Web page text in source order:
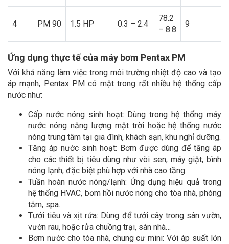
4 PM 90 1.5 HP 0.3 – 2.4
78.2
– 8.8
9
Ứng dụng thực tế của máy bơm Pentax PM
Với khả năng làm việc trong môi trường nhiệt độ cao và tạo
áp mạnh, Pentax PM có mặt trong rất nhiều hệ thống cấp
nước như:
Cấp nước nóng sinh hoạt: Dùng trong hệ thống máy
nước nóng năng lượng mặt trời hoặc hệ thống nước
nóng trung tâm tại gia đình, khách sạn, khu nghỉ dưỡng.
Tăng áp nước sinh hoạt: Bơm được dùng để tăng áp
cho các thiết bị tiêu dùng như vòi sen, máy giặt, bình
nóng lạnh, đặc biệt phù hợp với nhà cao tầng.
Tuần hoàn nước nóng/lạnh: Ứng dụng hiệu quả trong
hệ thống HVAC, bơm hồi nước nóng cho tòa nhà, phòng
tắm, spa.
Tưới tiêu và xịt rửa: Dùng để tưới cây trong sân vườn,
vườn rau, hoặc rửa chuồng trại, sàn nhà…
Bơm nước cho tòa nhà, chung cư mini: Với áp suất lớn